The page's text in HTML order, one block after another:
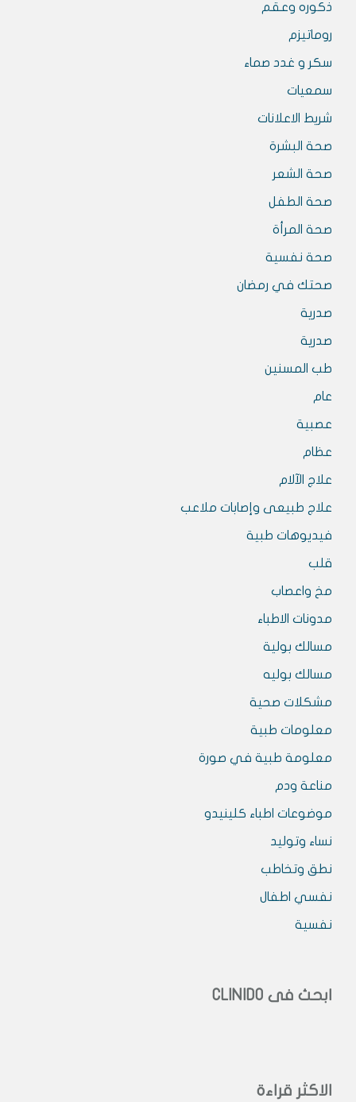
ذكوره وعقم
روماتيزم
سكر و غدد صماء
سمعيات
شريط الاعلانات
صحة البشرة
صحة الشعر
صحة الطفل
صحة المرأة
صحة نفسية
صحتك في رمضان
صدرية
صدرية
طب المسنين
عصبية
عظام
علاج الآلام
علاج طبيعى وإصابات ملاعب
فيديوهات طبية
قلب
مخ واعصاب
مدونات الاطباء
مسالك بولية
مسالك بوليه
مشكلات صحية
معلومات طبية
معلومة طبية في صورة
مناعة ودم
موضوعات اطباء كلينيدو
نساء وتوليد
نطق وتخاطب
نفسي اطفال
نفسية
ابحث فى CLINIDO
الاكثر قراءة